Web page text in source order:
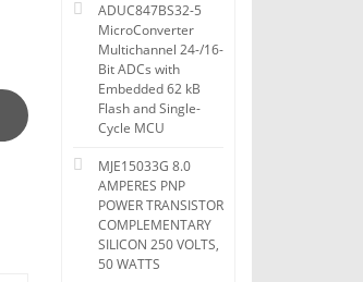
ADUC847BS32-5
MicroConverter
Multichannel 24-/16-
Bit ADCs with
Embedded 62 kB
Flash and Single-
Cycle MCU
MJE15033G 8.0
AMPERES PNP
POWER TRANSISTOR
COMPLEMENTARY
SILICON 250 VOLTS,
50 WATTS